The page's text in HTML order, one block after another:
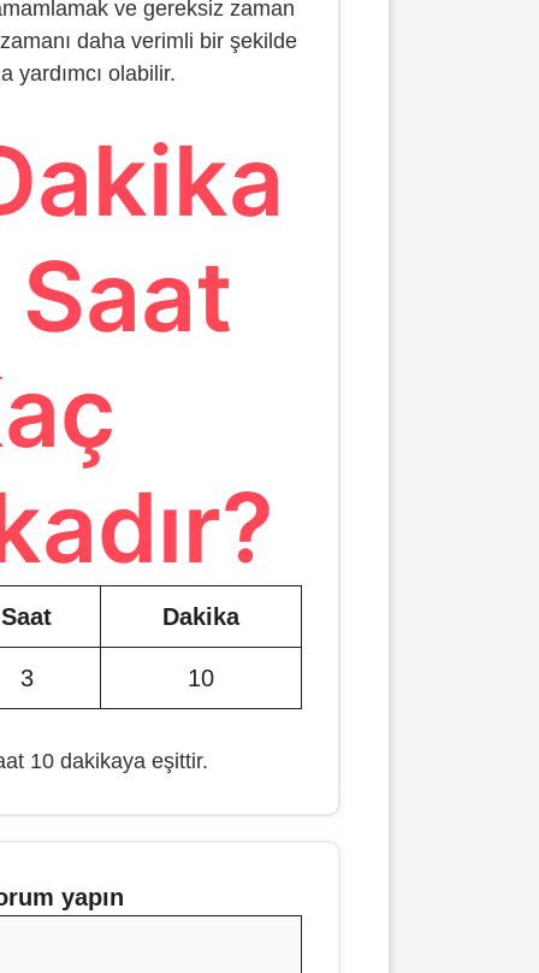
ve gereksiz zaman
daha verimli bir şekilde
yardımcı olabilir.
Saat Dakika
3 10
10 dakikaya eşittir.
yapın